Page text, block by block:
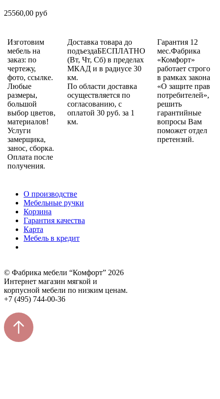
25560,00 руб
Изготовим
мебель на
заказ: по
чертежу,
фото, ссылке.
Любые
размеры,
большой
выбор цветов,
материалов!
Услуги
замерщика,
занос, сборка.
Оплата после
получения.
Доставка товара до
подъездаБЕСПЛАТНО
(Вт, Чт, Сб) в пределах
МКАД и в радиусе 30
км.
По области доставка
осуществляется по
согласованию, с
оплатой 30 руб. за 1
км.
Гарантия 12
мес.Фабрика
«Комфорт»
работает строго
в рамках закона
«О защите прав
потребителей»,
решить
гарантийные
вопросы Вам
поможет отдел
претензий.
О производстве
Мебельные ручки
Корзина
Гарантия качества
Карта
Мебель в кредит
© Фабрика мебели “Комфорт” 2026
Интернет магазин мягкой и
корпусной мебели по низким ценам.
+7 (495) 744-00-36